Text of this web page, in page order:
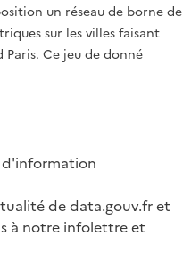
un réseau de borne de
sur les villes faisant
Ce jeu de donné
de data.gouv.fr et
à notre infolettre et